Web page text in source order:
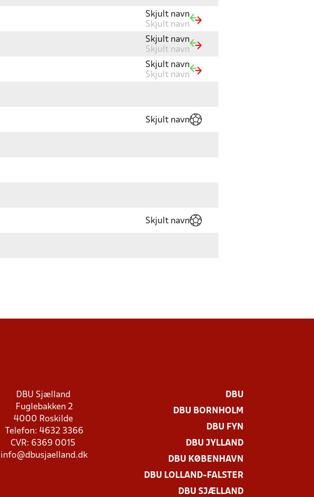
Skjult navn
Skjult navn
Skjult navn
Skjult navn
Skjult navn
Skjult navn
Skjult navn
Skjult navn
DBU Sjælland
Fuglebakken 2
4000 Roskilde
Telefon: 4632 3366
CVR: 6369 0015
info@dbusjaelland.dk
DBU
DBU BORNHOLM
DBU FYN
DBU JYLLAND
DBU KØBENHAVN
DBU LOLLAND-FALSTER
DBU SJÆLLAND